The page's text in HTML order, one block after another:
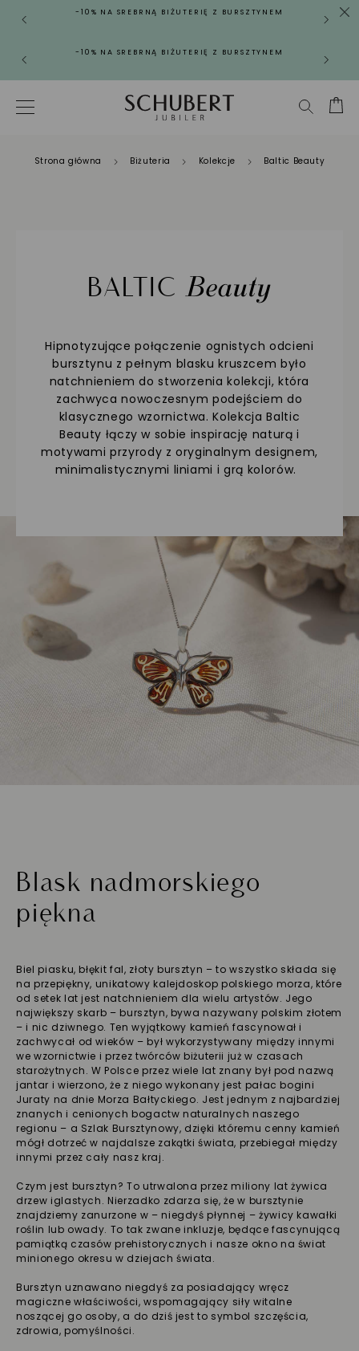
-10% NA SREBRNĄ BIŻUTERIĘ Z BURSZTYNEM
-10% NA SREBRNĄ BIŻUTERIĘ Z BURSZTYNEM
Strona główna Biżuteria Kolekcje Baltic Beauty
BALTICBeauty
Hipnotyzujące połączenie ognistych odcieni
bursztynu z pełnym blasku kruszcem było
natchnieniem do stworzenia kolekcji, która
zachwyca nowoczesnym podejściem do
klasycznego wzornictwa. Kolekcja Baltic
Beauty łączy w sobie inspirację naturą i
motywami przyrody z oryginalnym designem,
minimalistycznymi liniami i grą kolorów.
Blask nadmorskiego
piękna
Biel piasku, błękit fal, złoty bursztyn – to wszystko składa się
na przepiękny, unikatowy kalejdoskop polskiego morza, które
od setek lat jest natchnieniem dla wielu artystów. Jego
największy skarb – bursztyn, bywa nazywany polskim złotem
– i nic dziwnego. Ten wyjątkowy kamień fascynował i
zachwycał od wieków – był wykorzystywany między innymi
we wzornictwie i przez twórców biżuterii już w czasach
starożytnych. W Polsce przez wiele lat znany był pod nazwą
jantar i wierzono, że z niego wykonany jest pałac bogini
Juraty na dnie Morza Bałtyckiego. Jest jednym z najbardziej
znanych i cenionych bogactw naturalnych naszego
regionu – a Szlak Bursztynowy, dzięki któremu cenny kamień
mógł dotrzeć w najdalsze zakątki świata, przebiegał między
innymi przez cały nasz kraj.
Czym jest bursztyn? To utrwalona przez miliony lat żywica
drzew iglastych. Nierzadko zdarza się, że w bursztynie
znajdziemy zanurzone w – niegdyś płynnej – żywicy kawałki
roślin lub owady. To tak zwane inkluzje, będące fascynującą
pamiątką czasów prehistorycznych i nasze okno na świat
minionego okresu w dziejach świata.
Bursztyn uznawano niegdyś za posiadający wręcz
magiczne właściwości, wspomagający siły witalne
noszącej go osoby, a do dziś jest to symbol szczęścia,
zdrowia, pomyślności.